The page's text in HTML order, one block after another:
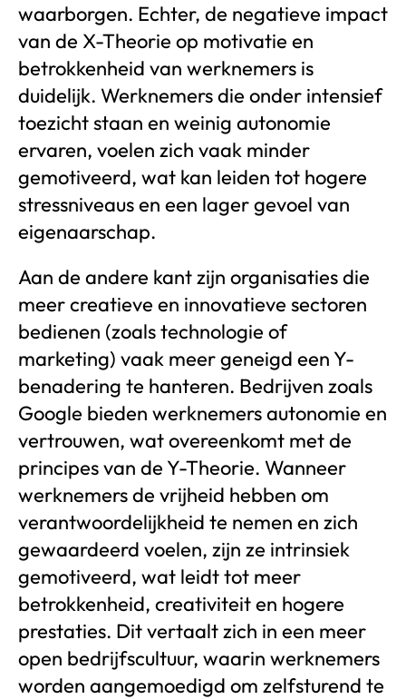
waarborgen. Echter, de negatieve impact
van de X-Theorie op motivatie en
betrokkenheid van werknemers is
duidelijk. Werknemers die onder intensief
toezicht staan en weinig autonomie
ervaren, voelen zich vaak minder
gemotiveerd, wat kan leiden tot hogere
stressniveaus en een lager gevoel van
eigenaarschap.
Aan de andere kant zijn organisaties die
meer creatieve en innovatieve sectoren
bedienen (zoals technologie of
marketing) vaak meer geneigd een Y-
benadering te hanteren. Bedrijven zoals
Google bieden werknemers autonomie en
vertrouwen, wat overeenkomt met de
principes van de Y-Theorie. Wanneer
werknemers de vrijheid hebben om
verantwoordelijkheid te nemen en zich
gewaardeerd voelen, zijn ze intrinsiek
gemotiveerd, wat leidt tot meer
betrokkenheid, creativiteit en hogere
prestaties. Dit vertaalt zich in een meer
open bedrijfscultuur, waarin werknemers
worden aangemoedigd om zelfsturend te